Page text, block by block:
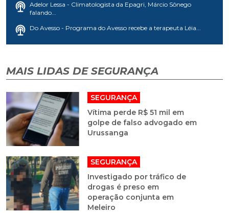
Adelor Lessa - Climatologista da Epagri, Márcio Sônego
falando...
Do Avesso - Programa do Avesso recebe a terapeuta Léia...
MAIS LIDAS DE SEGURANÇA
SEGURANÇA
Vítima perde R$ 51 mil em
golpe de falso advogado em
Urussanga
SEGURANÇA
Investigado por tráfico de
drogas é preso em
operação conjunta em
Meleiro